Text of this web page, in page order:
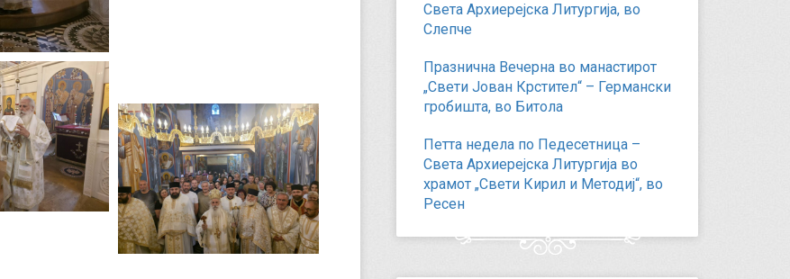
Света Архиерејска Литургија, во
Слепче
Празнична Вечерна во манастирот
„Свети Јован Крстител“ – Германски
гробишта, во Битола
Петта недела по Педесетница –
Света Архиерејска Литургија во
храмот „Свети Кирил и Методиј“, во
Ресен